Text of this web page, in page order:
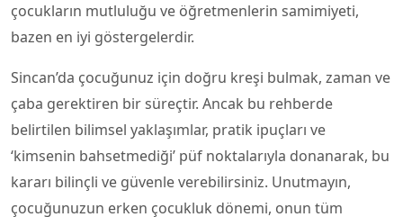
çocukların mutluluğu ve öğretmenlerin samimiyeti,
bazen en iyi göstergelerdir.
Sincan’da çocuğunuz için doğru kreşi bulmak, zaman ve
çaba gerektiren bir süreçtir. Ancak bu rehberde
belirtilen bilimsel yaklaşımlar, pratik ipuçları ve
‘kimsenin bahsetmediği’ püf noktalarıyla donanarak, bu
kararı bilinçli ve güvenle verebilirsiniz. Unutmayın,
çocuğunuzun erken çocukluk dönemi, onun tüm